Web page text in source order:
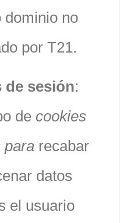
dominio no
por T21.
de sesión:
de cookies
para recabar
datos
el usuario